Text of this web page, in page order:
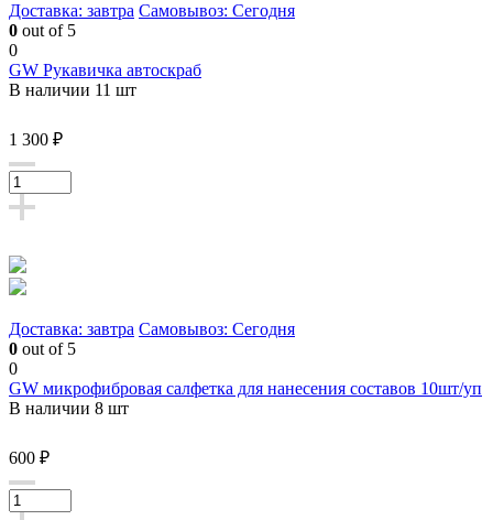
Доставка: завтра Самовывоз: Сегодня
0 out of 5
0
GW Рукавичка автоскраб
В наличии 11 шт
1 300 ₽
Доставка: завтра Самовывоз: Сегодня
0 out of 5
0
GW микрофибровая салфетка для нанесения составов 10шт/уп
В наличии 8 шт
600 ₽